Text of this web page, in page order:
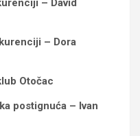
– David
– Dora
Otočac
postignuća – Ivan